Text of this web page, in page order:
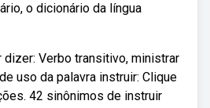
o dicionário da língua
dizer: Verbo transitivo, ministrar
uso da palavra instruir: Clique
42 sinônimos de instruir